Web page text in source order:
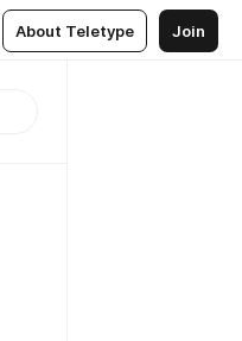
About Teletype Join